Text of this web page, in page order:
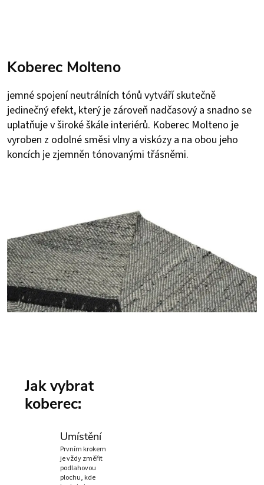
Koberec Molteno
jemné spojení neutrálních tónů vytváří skutečně
jedinečný efekt, který je zároveň nadčasový a snadno se
uplatňuje v široké škále interiérů. Koberec Molteno je
vyroben z odolné směsi vlny a viskózy a na obou jeho
koncích je zjemněn tónovanými třásněmi.
Jak vybrat
koberec:
Umístění
Prvním krokem
je vždy změřit
podlahovou
plochu, kde